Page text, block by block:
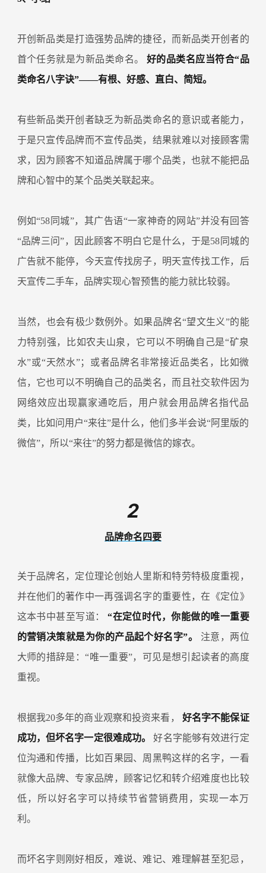
开创新品类是打造强势品牌的捷径，而新品类开创者的
首个任务就是为新品类命名。 好的品类名应当符合“品
类命名八字诀”——有根、好感、直白、简短。
有些新品类开创者缺乏为新品类命名的意识或者能力，
于是只宣传品牌而不宣传品类，结果就难以对接顾客需
求，因为顾客不知道品牌属于哪个品类，也就不能把品
牌和心智中的某个品类关联起来。
例如“58同城”，其广告语“一家神奇的网站”并没有回答
“品牌三问”，因此顾客不明白它是什么，于是58同城的
广告就不能停，今天宣传找房子，明天宣传找工作，后
天宣传二手车，品牌实现心智预售的能力就比较弱。
当然，也会有极少数例外。如果品牌名“望文生义”的能
力特别强，比如农夫山泉，它可以不明确自己是“矿泉
水”或“天然水”；或者品牌名非常接近品类名，比如微
信，它也可以不明确自己的品类名，而且社交软件因为
网络效应出现赢家通吃后，用户就会用品牌名指代品
类，比如问用户“来往”是什么，他们多半会说“阿里版的
微信”，所以“来往”的努力都是微信的嫁衣。
2
品牌命名四要
关于品牌名，定位理论创始人里斯和特劳特极度重视，
并在他们的著作中一再强调名字的重要性，在《定位》
这本书中甚至写道：“在定位时代，你能做的唯一重要
的营销决策就是为你的产品起个好名字”。 注意，两位
大师的措辞是：“唯一重要”，可见是想引起读者的高度
重视。
根据我20多年的商业观察和投资来看， 好名字不能保证
成功，但坏名字一定很难成功。好名字能够有效进行定
位沟通和传播，比如百果园、周黑鸭这样的名字，一看
就像大品牌、专家品牌，顾客记忆和转介绍难度也比较
低，所以好名字可以持续节省营销费用，实现一本万
利。
而坏名字则刚好相反，难说、难记、难理解甚至犯忌，